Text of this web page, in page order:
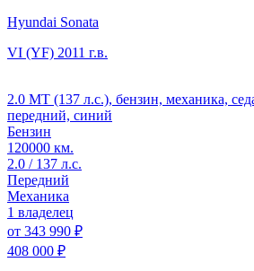
Hyundai Sonata
VI (YF) 2011 г.в.
2.0 MT (137 л.с.), бензин, механика,
передний, синий
Бензин
120000 км.
2.0 / 137 л.с.
Передний
Механика
1 владелец
от 343 990 ₽
408 000 ₽